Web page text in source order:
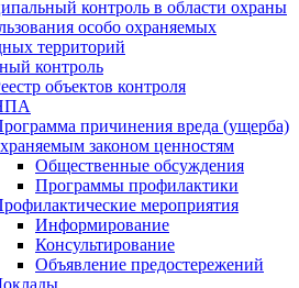
контроль в области охраны
особо охраняемых
территорий
контроль
объектов контроля
причинения вреда (ущерба)
законом ценностям
Общественные обсуждения
Программы профилактики
мероприятия
Информирование
Консультирование
Объявление предостережений